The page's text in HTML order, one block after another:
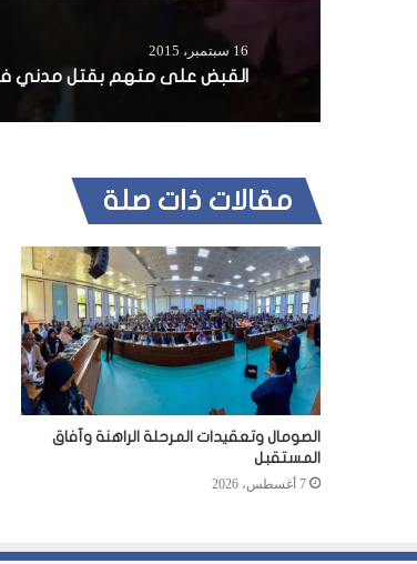
16 سبتمبر، 2015
مقالات ذات صلة
الصومال وتعقيدات المرحلة الراهنة وآفاق
المستقبل
7 أغسطس، 2026